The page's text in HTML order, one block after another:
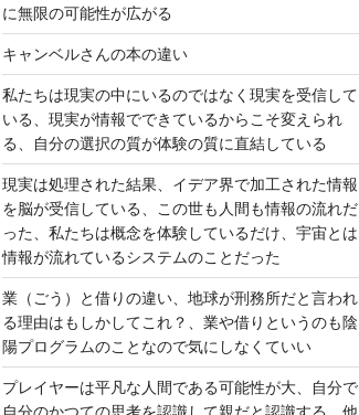
に無限の可能性が広がる
キャンベルさんの本の違い
私たちは現実の中にいるのではなく現実を受信して
いる、現実が情報でできているからこそ変えられ
る、自分の選択の質が体験の質に直結している
現実は処理された結果、イデア界で加工された情報
を脳が受信している、この世も人間も情報の流れだ
った、私たちは概念を体験しているだけ、宇宙とは
情報が流れているシステムのことだった
業（ごう）と借りの違い、地球が刑務所だと言われ
る理由はもしかしてこれ？、業や借りというのも陰
陽プログラムのことなので気にしなくていい
プレイヤーは平凡な人間である可能性が大、自分で